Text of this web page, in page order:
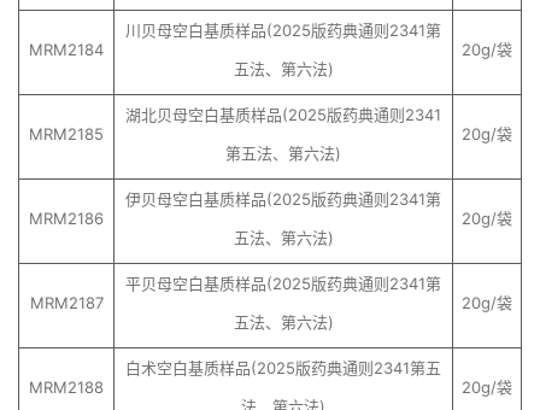
MRM2184
川贝母空白基质样品(2025版药典通则2341第
五法、第六法)
20g/袋
MRM2185
湖北贝母空白基质样品(2025版药典通则2341
第五法、第六法)
20g/袋
MRM2186
伊贝母空白基质样品(2025版药典通则2341第
五法、第六法)
20g/袋
MRM2187
平贝母空白基质样品(2025版药典通则2341第
五法、第六法)
20g/袋
MRM2188
白术空白基质样品(2025版药典通则2341第五
20g/袋